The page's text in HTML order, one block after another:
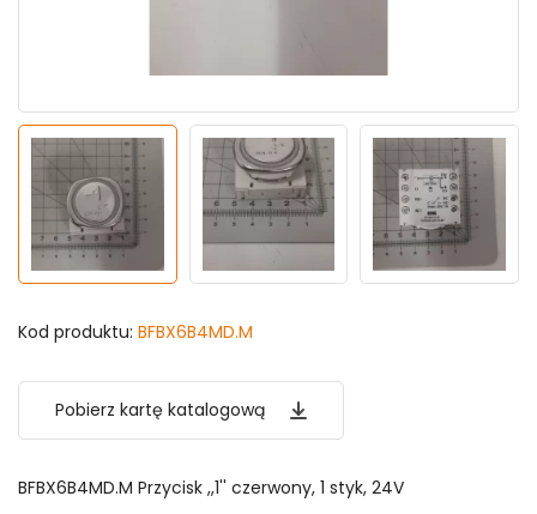
Kod produktu: BFBX6B4MD.M
Pobierz kartę katalogową
BFBX6B4MD.M Przycisk ,,1'' czerwony, 1 styk, 24V